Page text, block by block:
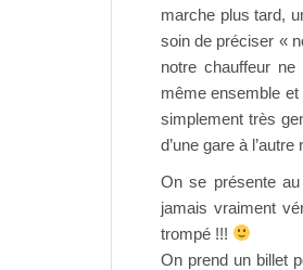
marche plus tard,
soin de préciser «
notre chauffeur
même ensemble et
simplement très
d’une gare à
On se présente
jamais vraiment
trompé !!!
On prend un billet